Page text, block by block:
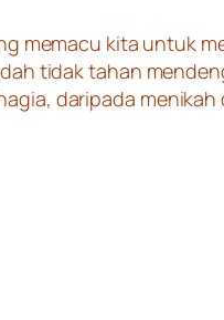
memacu kita untuk
tidak tahan
daripada